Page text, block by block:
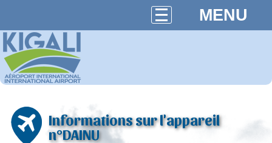
MENU
Informations sur l'appareil
n°DAINU